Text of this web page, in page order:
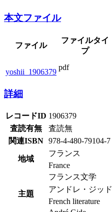
本文ファイル
ファイル
ファイルタイ
プ
yoshii_1906379
pdf
詳細
レコードID 1906379
査読有無
査読無
関連ISBN 978-4-480-79104-7
地域
フランス
France
主題
フランス文学
アンドレ・ジッド
French literature